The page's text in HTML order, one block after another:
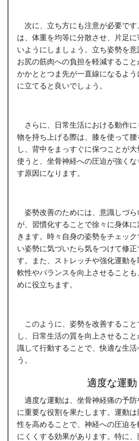
次に、立ち方にも注意が必要です
は、体重を均等に分散させ、片足
いようにしましょう。立ち姿勢を
お尻の筋肉への負担を軽減すること
かかととつま先が一直線になるよ
に立てると良いでしょう。
さらに、日常生活における動作に
物を持ち上げる際は、膝を使って
し、背中をまっすぐに保つことが
使うと、坐骨神経への圧迫が強くな
す原因になります。
姿勢改善のためには、意識しづら
が、習慣化することで徐々に身体
きます。時々自身の姿勢をチェッ
い姿勢に気づいたら気をつけて修
す。また、ストレッチや強化運動
軟性やバランスを向上させること
めに役立ちます。
このように、姿勢を改善すること
し、日常生活の質を向上させるこ
識して行動することで、快適な生活
う。
適度な運動
適度な運動は、坐骨神経痛の予防
に重要な役割を果たします。運動
性を高めることで、神経への圧迫
にくくする効果があります。特に